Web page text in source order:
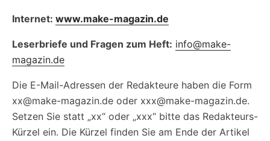
Internet: www.make-magazin.de
Leserbriefe und Fragen zum Heft: info@make-
magazin.de
Die E-Mail-Adressen der Redakteure haben die Form
xx@make-magazin.de oder xxx@make-magazin.de.
Setzen Sie statt „xx“ oder „xxx“ bitte das Redakteurs-
Kürzel ein. Die Kürzel finden Sie am Ende der Artikel